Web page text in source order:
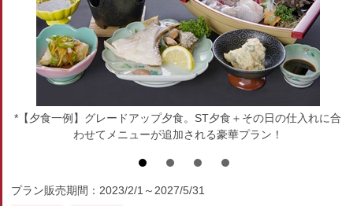
*【夕食一例】グレードアップ夕食。ST夕食＋その日の仕入れに合
わせてメニューが追加される豪華プラン！
プラン販売期間：2023/2/1～2027/5/31